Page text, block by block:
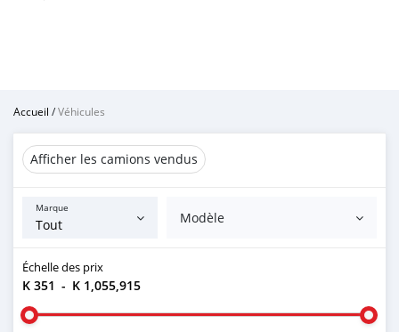
Accueil /Véhicules
Afficher les camions vendus
Marque
Modèle
Échelle des prix
K 351 - K 1,055,915